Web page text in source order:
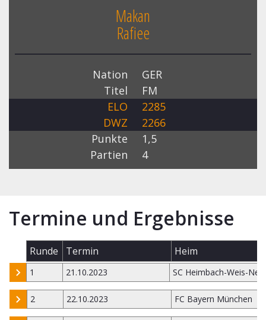
Makan
Rafiee
Nation
GER
Titel
FM
ELO
2285
DWZ
2266
Punkte
1,5
Partien
4
Termine und Ergebnisse
Runde Termin Heim
1 21.10.2023 SC Heimbach-Weis-
2 22.10.2023 FC Bayern München